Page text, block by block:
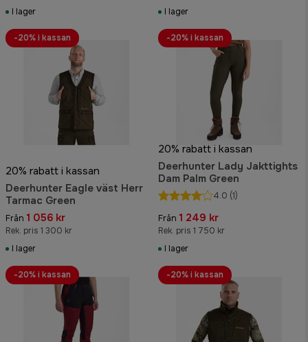
I lager
I lager
20% rabatt i kassan
Deerhunter Eagle väst Herr
Tarmac Green
Från 1 056 kr
Rek. pris 1 300 kr
I lager
-20% i kassan
20% rabatt i kassan
Deerhunter Lady Jakttights
Dam Palm Green
4.0 (1)
Från 1 249 kr
Rek. pris 1 750 kr
I lager
-20% i kassan
-20% i kassan -20% i kassan